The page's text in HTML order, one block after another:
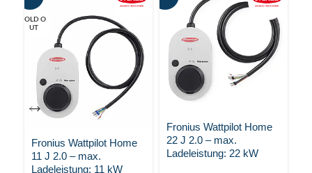
SOLD O
UT
Fronius Wattpilot Home
11 J 2.0 – max.
Ladeleistung: 11 kW
Fronius Wattpilot Home
22 J 2.0 – max.
Ladeleistung: 22 kW